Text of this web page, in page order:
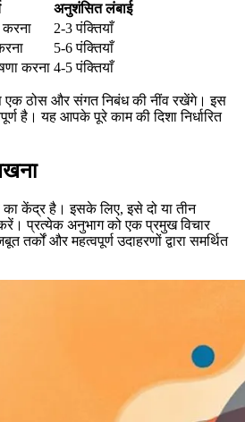
अनुशंसित लंबाई
करना
2-3 पंक्तियाँ
5-6 पंक्तियाँ
करना 4-5 पंक्तियाँ
ठोस और संगत निबंध की नींव रखेंगे। इस
है। यह आपके पूरे काम की दिशा निर्धारित
केंद्र है। इसके लिए, इसे दो या तीन
प्रत्येक अनुभाग को एक प्रमुख विचार
तर्कों और महत्वपूर्ण उदाहरणों द्वारा समर्थित